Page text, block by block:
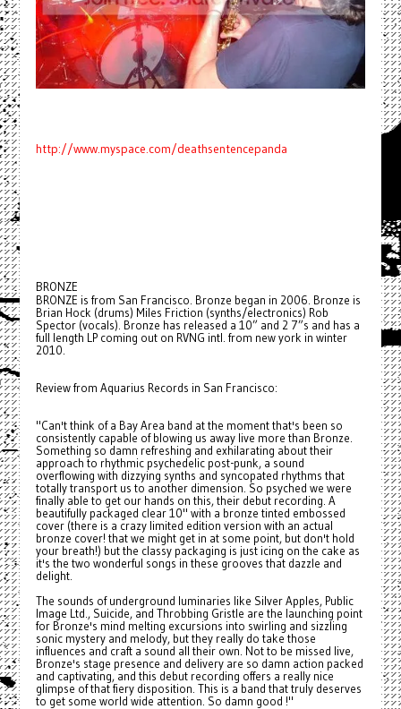
http://www.myspace.com/deathsentencepanda
BRONZE
BRONZE is from San Francisco. Bronze began in 2006. Bronze is
Brian Hock (drums) Miles Friction (synths/electronics) Rob
Spector (vocals). Bronze has released a 10” and 2 7”s and has a
full length LP coming out on RVNG intl. from new york in winter
2010.
Review from Aquarius Records in San Francisco:
"Can't think of a Bay Area band at the moment that's been so
consistently capable of blowing us away live more than Bronze.
Something so damn refreshing and exhilarating about their
approach to rhythmic psychedelic post-punk, a sound
overflowing with dizzying synths and syncopated rhythms that
totally transport us to another dimension. So psyched we were
finally able to get our hands on this, their debut recording. A
beautifully packaged clear 10" with a bronze tinted embossed
cover (there is a crazy limited edition version with an actual
bronze cover! that we might get in at some point, but don't hold
your breath!) but the classy packaging is just icing on the cake as
it's the two wonderful songs in these grooves that dazzle and
delight.
The sounds of underground luminaries like Silver Apples, Public
Image Ltd., Suicide, and Throbbing Gristle are the launching point
for Bronze's mind melting excursions into swirling and sizzling
sonic mystery and melody, but they really do take those
influences and craft a sound all their own. Not to be missed live,
Bronze's stage presence and delivery are so damn action packed
and captivating, and this debut recording offers a really nice
glimpse of that fiery disposition. This is a band that truly deserves
to get some world wide attention. So damn good !"